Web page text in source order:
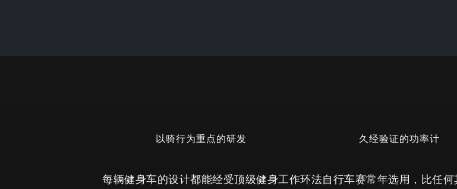
以骑行为重点的研发
每辆健身车的设计都能经受顶级健身工作
久经验证的功率计
环法自行车赛常年选用，比任